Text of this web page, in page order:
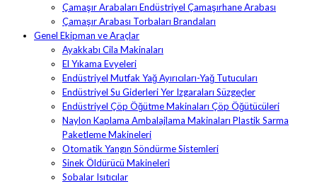
Çamaşır Arabaları Endüstriyel Çamaşırhane Arabası
Çamaşır Arabası Torbaları Brandaları
Genel Ekipman ve Araçlar
Ayakkabı Cila Makinaları
El Yıkama Evyeleri
Endüstriyel Mutfak Yağ Ayırıcıları-Yağ Tutucuları
Endüstriyel Su Giderleri Yer Izgaraları Süzgeçler
Endüstriyel Çöp Öğütme Makinaları Çöp Öğütücüleri
Naylon Kaplama Ambalajlama Makinaları Plastik Sarma
Paketleme Makineleri
Otomatik Yangın Söndürme Sistemleri
Sinek Öldürücü Makineleri
Sobalar Isıtıcılar